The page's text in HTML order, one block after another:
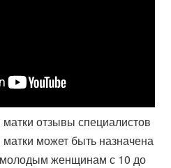
отзывы специалистов
может быть назначена
женщинам с 10 до